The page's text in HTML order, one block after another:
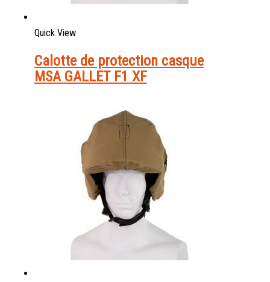
Quick View
Calotte de protection casque
MSA GALLET F1 XF